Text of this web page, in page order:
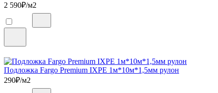
2 590₽/м2
Подложка Fargo Premium IXPE 1м*10м*1,5мм рулон
290₽/м2